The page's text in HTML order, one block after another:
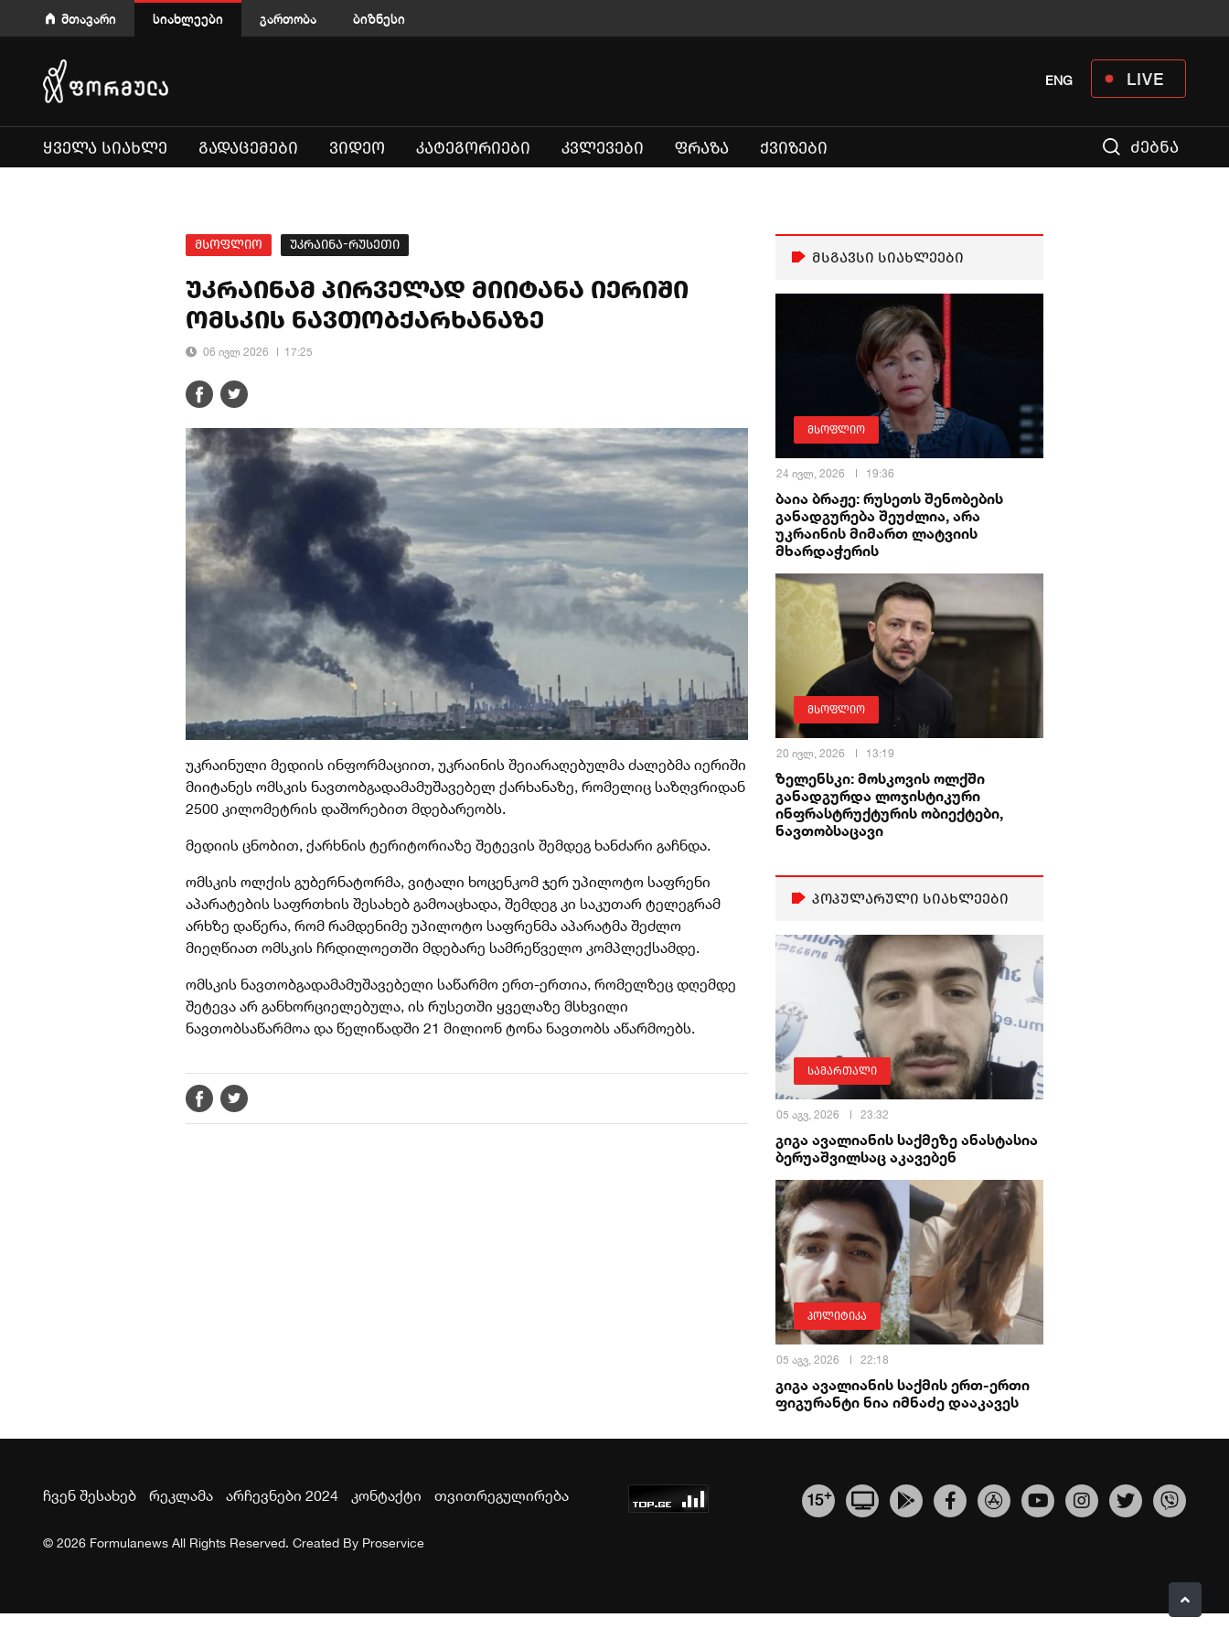
მთავარი სიახლეები გართობა ბიზნესი
LIVE
ENG
ᲧᲕᲔᲚᲐ ᲡᲘᲐᲮᲚᲔ ᲒᲐᲓᲐᲪᲔᲛᲔᲑᲘ ᲕᲘᲓᲔᲝ ᲙᲐᲢᲔᲒᲝᲠᲘᲔᲑᲘ ᲙᲕᲚᲔᲕᲔᲑᲘ ᲤᲠᲐᲖᲐ ᲥᲕᲘᲖᲔᲑᲘ ძებნა
მსოფლიო უკრაინა-რუსეთი
უკრაინამ პირველად მიიტანა იერიში
ომსკის ნავთობქარხანაზე
06 ივლ 2026 17:25
უკრაინული მედიის ინფორმაციით, უკრაინის შეიარაღებულმა ძალებმა იერიში
მიიტანეს ომსკის ნავთობგადამამუშავებელ ქარხანაზე, რომელიც საზღვრიდან
2500 კილომეტრის დაშორებით მდებარეობს.
მედიის ცნობით, ქარხნის ტერიტორიაზე შეტევის შემდეგ ხანძარი გაჩნდა.
ომსკის ოლქის გუბერნატორმა, ვიტალი ხოცენკომ ჯერ უპილოტო საფრენი
აპარატების საფრთხის შესახებ გამოაცხადა, შემდეგ კი საკუთარ ტელეგრამ
არხზე დაწერა, რომ რამდენიმე უპილოტო საფრენმა აპარატმა შეძლო
მიეღწიათ ომსკის ჩრდილოეთში მდებარე სამრეწველო კომპლექსამდე.
ომსკის ნავთობგადამამუშავებელი საწარმო ერთ-ერთია, რომელზეც დღემდე
შეტევა არ განხორციელებულა, ის რუსეთში ყველაზე მსხვილი
ნავთობსაწარმოა და წელიწადში 21 მილიონ ტონა ნავთობს აწარმოებს.
მსგავსი სიახლეები
მსოფლიო
24 ივლ, 2026 19:36
ბაია ბრაჟე: რუსეთს შენობების
განადგურება შეუძლია, არა
უკრაინის მიმართ ლატვიის
მხარდაჭერის
მსოფლიო
20 ივლ, 2026 13:19
ზელენსკი: მოსკოვის ოლქში
განადგურდა ლოჯისტიკური
ინფრასტრუქტურის ობიექტები,
ნავთობსაცავი
პოპულარული სიახლეები
სამართალი
05 აგვ, 2026 23:32
გიგა ავალიანის საქმეზე ანასტასია
ბერუაშვილსაც აკავებენ
პოლიტიკა
05 აგვ, 2026 22:18
გიგა ავალიანის საქმის ერთ-ერთი
ფიგურანტი ნია იმნაძე დააკავეს
ჩვენ შესახებ რეკლამა არჩევნები 2024 კონტაქტი თვითრეგულირება 15+
© 2026 Formulanews All Rights Reserved. Created By Proservice